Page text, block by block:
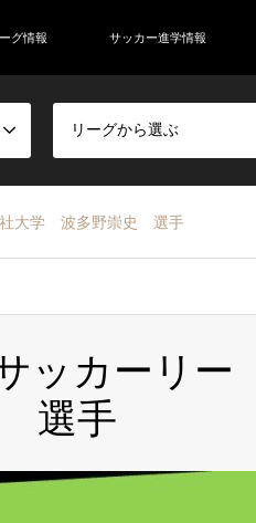
グ情報 サッカー進学情報
リーグから選ぶ
社大学 波多野崇史 選手
ッカーリー
選手